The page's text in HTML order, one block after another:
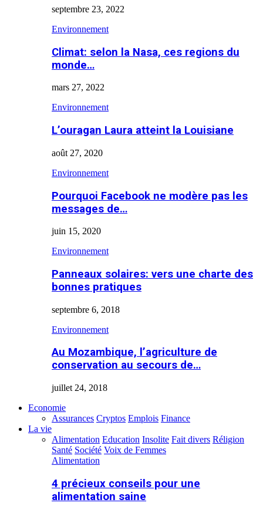
septembre 23, 2022
Environnement
Climat: selon la Nasa, ces regions du
monde…
mars 27, 2022
Environnement
L’ouragan Laura atteint la Louisiane
août 27, 2020
Environnement
Pourquoi Facebook ne modère pas les
messages de…
juin 15, 2020
Environnement
Panneaux solaires: vers une charte des
bonnes pratiques
septembre 6, 2018
Environnement
Au Mozambique, l’agriculture de
conservation au secours de…
juillet 24, 2018
Economie
Assurances Cryptos Emplois Finance
La vie
Alimentation Education Insolite Fait divers Réligion
Santé Société Voix de Femmes
Alimentation
4 précieux conseils pour une
alimentation saine